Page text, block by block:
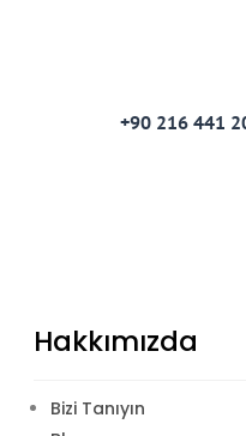
+90 216 441
Hakkımızda
Bizi Tanıyın